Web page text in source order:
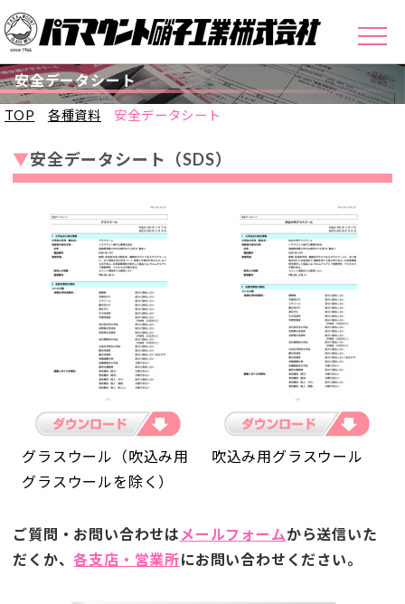
安全データシート
TOP 各種資料 安全データシート
▼安全データシート（SDS）
グラスウール（吹込み用
グラスウールを除く）
吹込み用グラスウール
ご質問・お問い合わせは メールフォームから送信いた
だくか、各支店・営業所にお問い合わせください。